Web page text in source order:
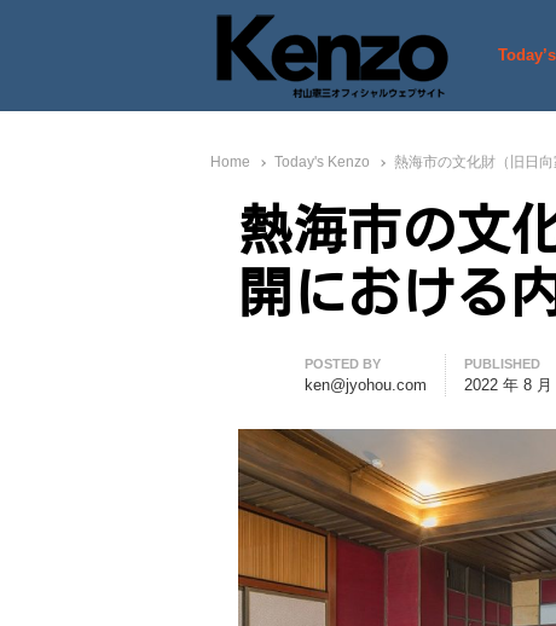
七転八起 – 村山憲三
村山憲三ウェブサイト
Home Today's Kenzo 熱海市の文化財（旧日
熱海市の文
開における
Author
POSTED BY
ken@jyohou.com
PUBLISHED
2022 年 8 月